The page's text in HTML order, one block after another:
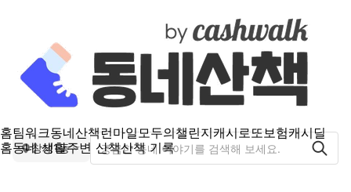
홈팀워크동네산책런마일모두의챌린지캐시로또보험캐시딜
홈동네 생활주변 산책산책 기록
창제1동